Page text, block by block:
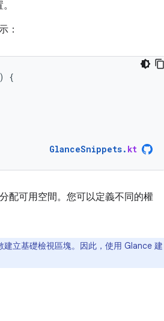
：
{
GlanceSnippets. kt
配可用空間。您可以定義不同的權
建立基礎檢視區塊。因此，使用 Glance 建